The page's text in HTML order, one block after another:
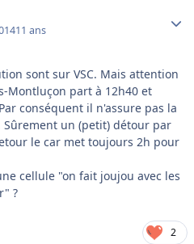
11 ans
sont sur VSC. Mais attention
Montluçon part à 12h40 et
conséquent il n'assure pas la
Sûrement un (petit) détour par
le car met toujours 2h pour
cellule "on fait joujou avec les
?
2